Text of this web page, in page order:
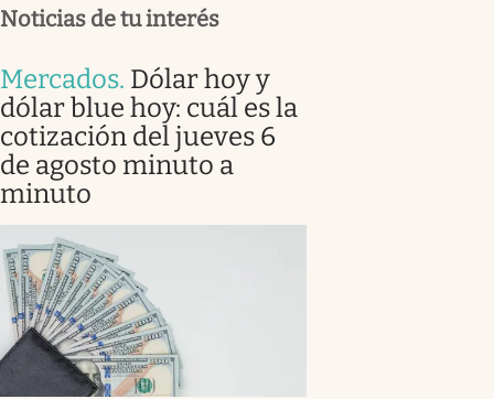
Noticias de tu interés
Mercados. Dólar hoy y
dólar blue hoy: cuál es la
cotización del jueves 6
de agosto minuto a
minuto